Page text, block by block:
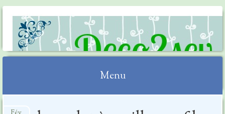
DECO2SEV
Menu